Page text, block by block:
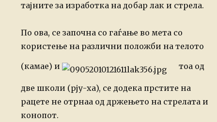
тајните заизработка на добар лак и стрела.
По ова, се започна со гаѓање во мета со
користење на различни положби на телото
(камае) и тоа од
две школи (рју-ха), се додека прстите на
рацете не отрнаа од држењето на стрелата и
конопот.